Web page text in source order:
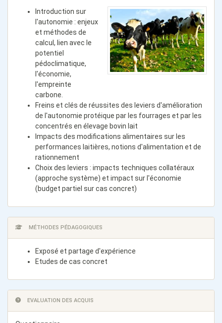
Introduction sur
l'autonomie : enjeux
et méthodes de
calcul, lien avec le
potentiel
pédoclimatique,
l'économie,
l'empreinte
carbone.
Freins et clés de réussites des leviers d'amélioration
de l'autonomie protéique par les fourrages et par les
concentrés en élevage bovin lait
Impacts des modifications alimentaires sur les
performances laitières, notions d'alimentation et de
rationnement
Choix des leviers : impacts techniques collatéraux
(approche système) et impact sur l'économie
(budget partiel sur cas concret)
MÉTHODES PÉDAGOGIQUES
Exposé et partage d'expérience
Etudes de cas concret
EVALUATION DES ACQUIS